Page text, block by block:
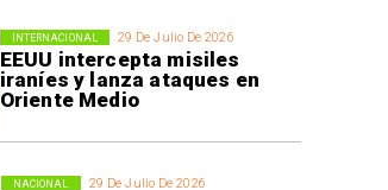
29 De Julio De 2026
EEUU intercepta misiles
iraníes y lanza ataques en
Oriente Medio
INTERNACIONAL
29 De Julio De 2026
NACIONAL